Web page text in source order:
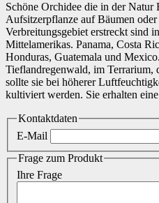
Schöne Orchidee die in der Natur
Aufsitzerpflanze auf Bäumen
Verbreitungsgebiet erstreckt sind
Mittelamerikas. Panama, Costa
Honduras, Guatemala und
Tieflandregenwald, im Terrarium,
sollte sie bei höherer
kultiviert werden. Sie erhalten
Kontaktdaten
E-Mail
Frage zum Produkt
Ihre Frage